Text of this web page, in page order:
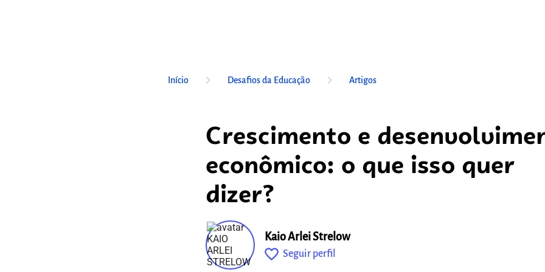
Início keyboard_arrow_right Desafios da Educação keyboard_arrow_right Artigos
Crescimento e
econômico: o que isso quer
dizer?
Kaio Arlei Strelow
favorite_outline Seguir perfil